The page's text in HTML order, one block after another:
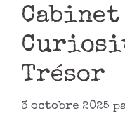
Cabinet
Trésor
3 octobre 2025